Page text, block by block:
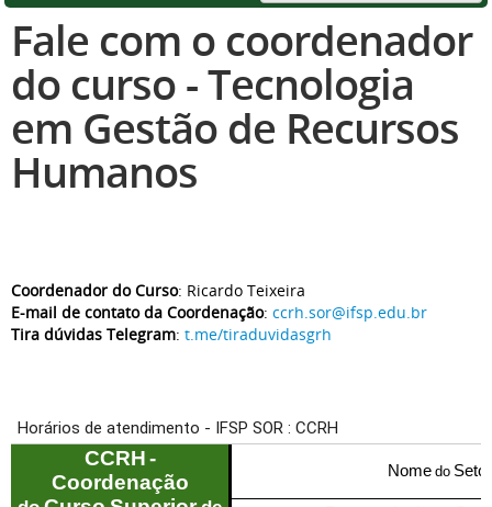
Fale com o coordenador
do curso - Tecnologia
em Gestão de Recursos
Humanos
Coordenador do Curso: Ricardo Teixeira
E-mail de contato da Coordenação: ccrh.sor@ifsp.edu.br
Tira dúvidas Telegram: t.me/tiraduvidasgrh